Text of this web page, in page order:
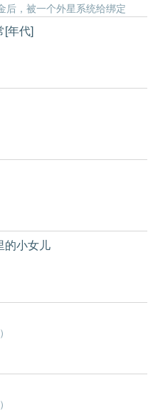
后，被一个外星系统给绑定
穿成了一本霸总文中活不过第
当前的生命余额仅剩七天，
[年代]
的小女儿
）
）